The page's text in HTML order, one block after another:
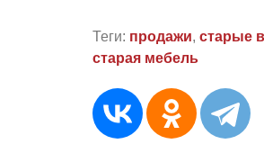
Теги: продажи, старые
старая мебель